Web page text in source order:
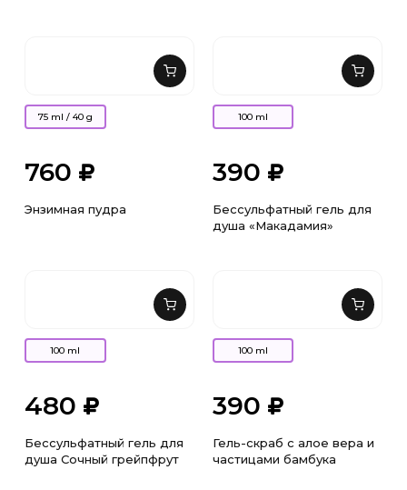
75 ml / 40 g
760
Энзимная пудра
100 ml
390
Бессульфатный гель для
душа «Макадамия»
100 ml
480
Бессульфатный гель для
душа Сочный грейпфрут
100 ml
390
Гель-скраб с алое вера и
частицами бамбука